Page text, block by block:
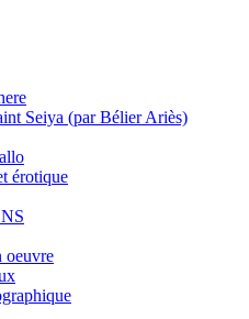
Seiya (par Bélier Ariès)
érotique
oeuvre